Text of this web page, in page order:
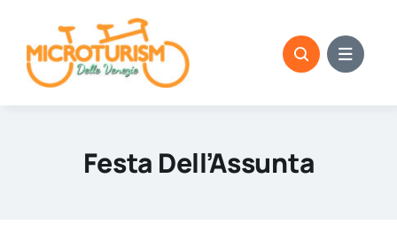
content
Festa Dell’Assunta